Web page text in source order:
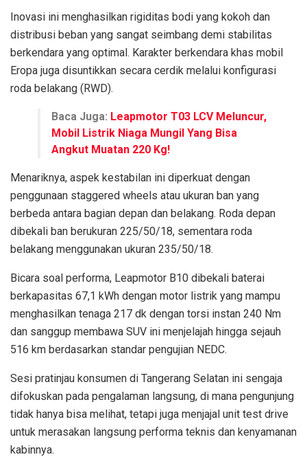
Inovasi ini menghasilkan rigiditas bodi yang kokoh dan
distribusi beban yang sangat seimbang demi stabilitas
berkendara yang optimal. Karakter berkendara khas mobil
Eropa juga disuntikkan secara cerdik melalui konfigurasi
roda belakang (RWD).
Baca Juga: Leapmotor T03 LCV Meluncur,
Mobil Listrik Niaga Mungil Yang Bisa
Angkut Muatan 220 Kg!
Menariknya, aspek kestabilan ini diperkuat dengan
penggunaan staggered wheels atau ukuran ban yang
berbeda antara bagian depan dan belakang. Roda depan
dibekali ban berukuran 225/50/18, sementara roda
belakang menggunakan ukuran 235/50/18.
Bicara soal performa, Leapmotor B10 dibekali baterai
berkapasitas 67,1 kWh dengan motor listrik yang mampu
menghasilkan tenaga 217 dk dengan torsi instan 240 Nm
dan sanggup membawa SUV ini menjelajah hingga sejauh
516 km berdasarkan standar pengujian NEDC.
Sesi pratinjau konsumen di Tangerang Selatan ini sengaja
difokuskan pada pengalaman langsung, di mana pengunjung
tidak hanya bisa melihat, tetapi juga menjajal unit test drive
untuk merasakan langsung performa teknis dan kenyamanan
kabinnya.